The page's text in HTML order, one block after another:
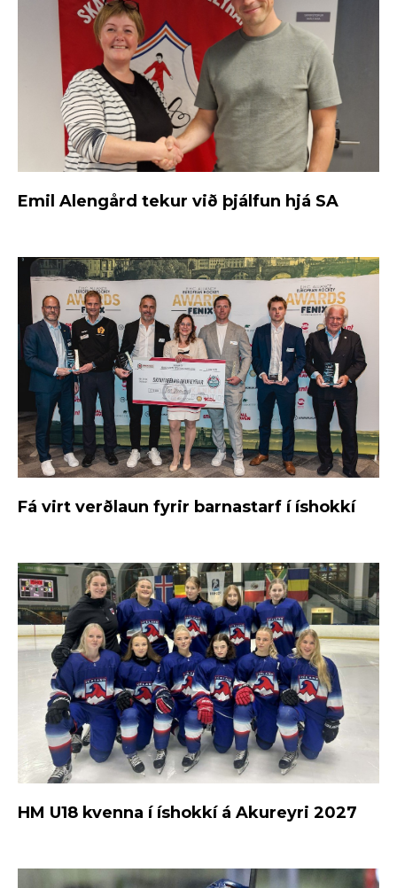
Emil Alengård tekur við þjálfun hjá SA
Fá virt verðlaun fyrir barnastarf í íshokkí
HM U18 kvenna í íshokkí á Akureyri 2027